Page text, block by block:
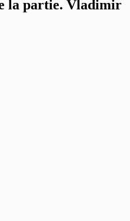
la partie. Vladimir